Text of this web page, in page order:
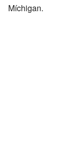
Míchigan.